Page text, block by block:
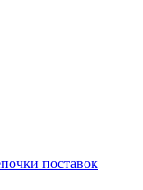
поставок